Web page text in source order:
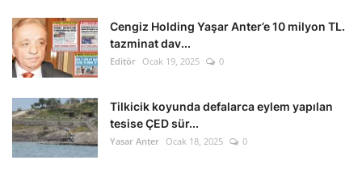
Cengiz Holding Yaşar Anter’e 10 milyon TL.
tazminat dav...
Editör Ocak 19, 2025 0
Tilkicik koyunda defalarca eylem yapılan
tesise ÇED sür...
Yasar Anter Ocak 18, 2025 0